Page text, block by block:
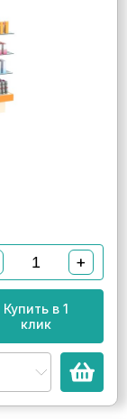
+
Купить в 1
клик